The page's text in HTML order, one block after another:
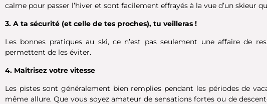
calme pour passer l’hiver et sont facilement effrayés à la vue d’un skieur
3. A ta sécurité (et celle de tes proches), tu veilleras !
Les bonnes pratiques au ski, ce n’est pas seulement une affaire de
permettent de les éviter.
4. Maîtrisez votre vitesse
Les pistes sont généralement bien remplies pendant les périodes de
même allure. Que vous soyez amateur de sensations fortes ou de